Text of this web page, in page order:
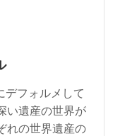
デフォルメして
い遺産の世界が
れの世界遺産の